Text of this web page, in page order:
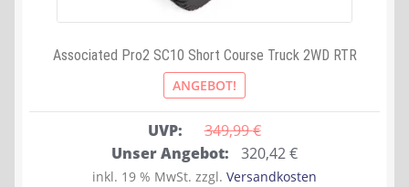
Associated Pro2 SC10 Short Course Truck 2WD RTR
ANGEBOT!
UVP: 349,99 €
Ursprünglicher
Preis
Unser Angebot: 320,42€Aktueller
Preis
inkl. 19 % MwSt. zzgl. Versandkosten